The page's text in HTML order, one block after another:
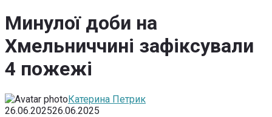
Минулої доби на
Хмельниччині зафіксували
4 пожежі
Катерина Петрик
26.06.202526.06.2025